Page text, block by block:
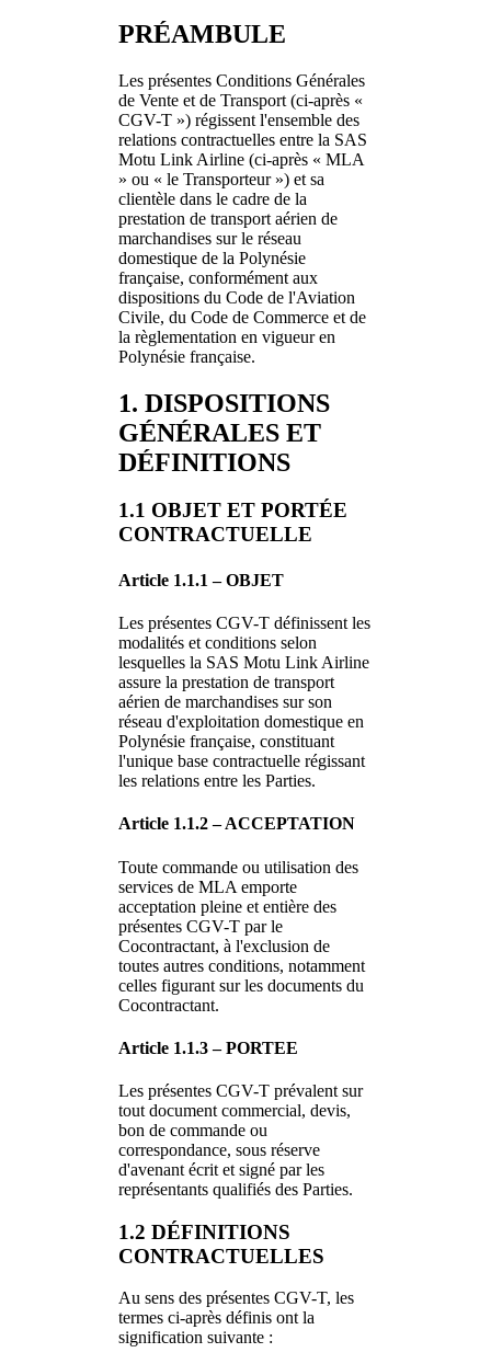
PRÉAMBULE
Les présentes Conditions Générales
de Vente et de Transport (ci-après «
CGV-T ») régissent l'ensemble des
relations contractuelles entre la SAS
Motu Link Airline (ci-après « MLA
» ou « le Transporteur ») et sa
clientèle dans le cadre de la
prestation de transport aérien de
marchandises sur le réseau
domestique de la Polynésie
française, conformément aux
dispositions du Code de l'Aviation
Civile, du Code de Commerce et de
la règlementation en vigueur en
Polynésie française.
1. DISPOSITIONS
GÉNÉRALES ET
DÉFINITIONS
1.1 OBJET ET PORTÉE
CONTRACTUELLE
Article 1.1.1 – OBJET
Les présentes CGV-T définissent les
modalités et conditions selon
lesquelles la SAS Motu Link Airline
assure la prestation de transport
aérien de marchandises sur son
réseau d'exploitation domestique en
Polynésie française, constituant
l'unique base contractuelle régissant
les relations entre les Parties.
Article 1.1.2 – ACCEPTATION
Toute commande ou utilisation des
services de MLA emporte
acceptation pleine et entière des
présentes CGV-T par le
Cocontractant, à l'exclusion de
toutes autres conditions, notamment
celles figurant sur les documents du
Cocontractant.
Article 1.1.3 – PORTEE
Les présentes CGV-T prévalent sur
tout document commercial, devis,
bon de commande ou
correspondance, sous réserve
d'avenant écrit et signé par les
représentants qualifiés des Parties.
1.2 DÉFINITIONS
CONTRACTUELLES
Au sens des présentes CGV-T, les
termes ci-après définis ont la
signification suivante :